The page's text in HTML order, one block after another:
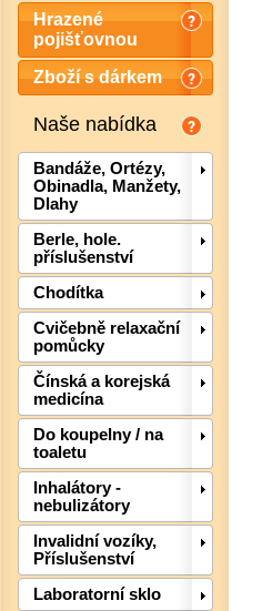
Hrazené
pojišťovnou
Zboží s dárkem
Naše nabídka
Bandáže, Ortézy,
Obinadla, Manžety,
Dlahy
Berle, hole.
příslušenství
Chodítka
Cvičebně relaxační
pomůcky
Čínská a korejská
medicína
Do koupelny / na
toaletu
Inhalátory -
nebulizátory
Invalidní vozíky,
Příslušenství
Laboratorní sklo